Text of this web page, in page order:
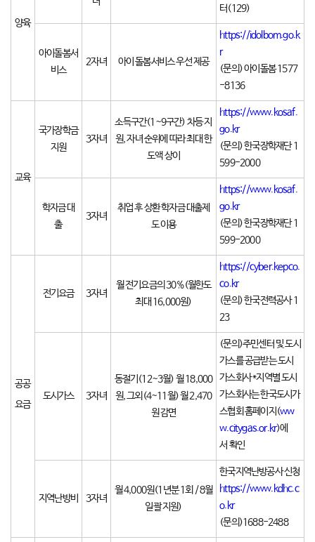
양육
터(129)
아이돌봄서
비스
2자녀 아이 돌봄서비스 우선 제공
https://idolbom.go.k
r
(문의) 아이돌봄1577
-8136
교육
국가장학금
지원
3자녀
소득구간(1~9구간) 차등 지
원, 자녀 순위에 따라 최대 한
도액 상이
https://www.kosaf.
go.kr
(문의) 한국장학재단1
599-2000
학자금 대
출
3자녀
취업 후 상환 학자금 대출제
도 이용
https://www.kosaf.
go.kr
(문의) 한국장학재단1
599-2000
공공
요금
전기요금 3자녀
월 전기요금의 30%(월한도
최대 16,000원)
https://cyber.kepco.
co.kr
(문의) 한국전력공사 1
23
도시가스 3자녀
동절기(12~3월) 월 18,000
원, 그외(4~11월) 월 2,470
원 감면
(문의)주민센터 및도시
가스를 공급받는도시
가스회사*지역별 도시
가스회사는한국도시가
스협회 홈페이지 (ww
w.citygas.or.kr)에
서 확인
지역난방비 3자녀
월 4,000원(1년분 1회 / 8월
일괄 지원)
한국지역난방공사 신청
https://www.kdhc.c
o.kr
(문의)1688-2488